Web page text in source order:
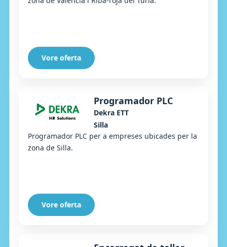
Vore oferta
Programador PLC
Dekra ETT
Silla
Programador PLC per a empreses ubicades per la
zona de Silla.
Vore oferta